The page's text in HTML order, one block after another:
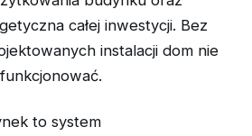
całej inwestycji. Bez
instalacji dom nie
to system